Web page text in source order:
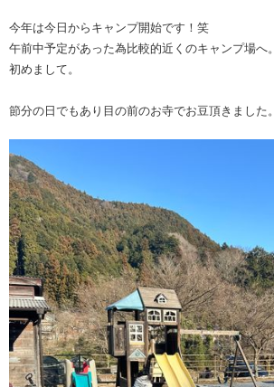
今年は今日からキャンプ開始です！笑
午前中予定があった為比較的近くのキャンプ場へ。
初めまして。
節分の日でもあり目の前のお寺でお豆頂きました。